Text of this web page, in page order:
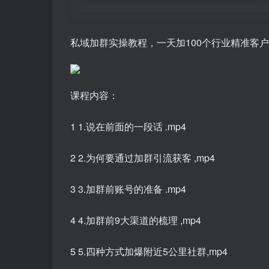
私域加群实操教程，一天加100个行业精准客
课程内容：
1 1.说在前面的一段话 .mp4
2 2.为何要通过加群引流获客 ,mp4
3 3.加群前账号的准备 .mp4
4 4.加群前9大渠道的梳理 ,mp4
5 5.四种方式加爆附近5公里社群,mp4